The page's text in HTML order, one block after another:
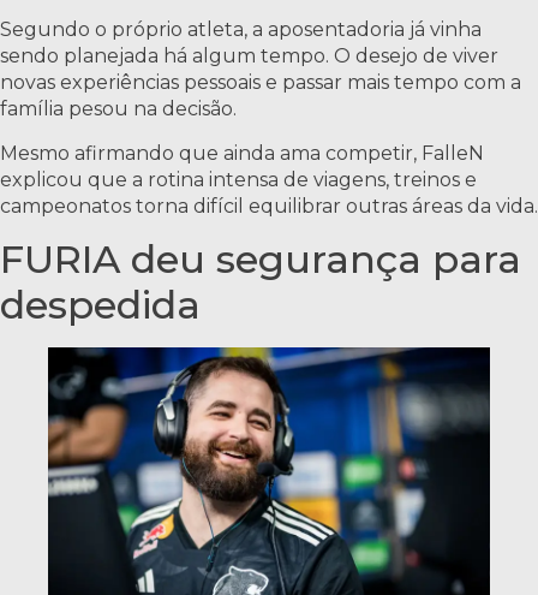
Segundo o próprio atleta, a aposentadoria já vinha
sendo planejada há algum tempo. O desejo de viver
novas experiências pessoais e passar mais tempo com a
família pesou na decisão.
Mesmo afirmando que ainda ama competir, FalleN
explicou que a rotina intensa de viagens, treinos e
campeonatos torna difícil equilibrar outras áreas da vida.
FURIA deu segurança para
despedida